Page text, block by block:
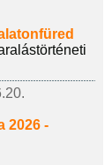
2026 -